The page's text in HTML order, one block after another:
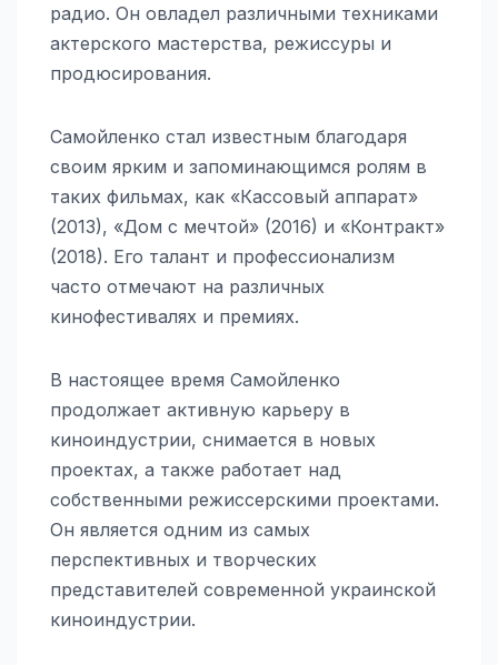
радио. Он овладел различными техниками
актерского мастерства, режиссуры и
продюсирования.
Самойленко стал известным благодаря
своим ярким и запоминающимся ролям в
таких фильмах, как «Кассовый аппарат»
(2013), «Дом с мечтой» (2016) и «Контракт»
(2018). Его талант и профессионализм
часто отмечают на различных
кинофестивалях и премиях.
В настоящее время Самойленко
продолжает активную карьеру в
киноиндустрии, снимается в новых
проектах, а также работает над
собственными режиссерскими проектами.
Он является одним из самых
перспективных и творческих
представителей современной украинской
киноиндустрии.